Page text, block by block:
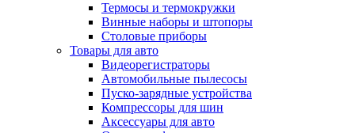
Термосы и термокружки
Винные наборы и штопоры
Столовые приборы
Товары для авто
Видеорегистраторы
Автомобильные пылесосы
Пуско-зарядные устройства
Компрессоры для шин
Аксессуары для авто